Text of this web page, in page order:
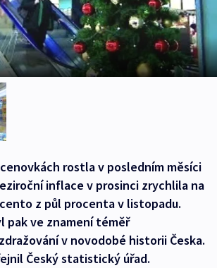
cenovkách rostla v posledním měsíci
inflace v prosinci zrychlila na
z půl procenta v listopadu.
pak ve znamení téměř
v novodobé historii Česka.
Český statistický úřad.